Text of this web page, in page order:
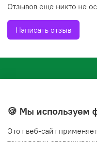
Отзывов еще никто не
Написать отзыв
+7(843) 210-20-24
🍪 Мы используем
Этот веб‑сайт